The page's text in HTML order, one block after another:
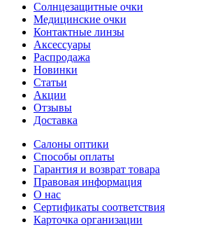
Солнцезащитные очки
Медицинские очки
Контактные линзы
Аксессуары
Распродажа
Новинки
Статьи
Акции
Отзывы
Доставка
Салоны оптики
Способы оплаты
Гарантия и возврат товара
Правовая информация
О нас
Сертификаты соответствия
Карточка организации